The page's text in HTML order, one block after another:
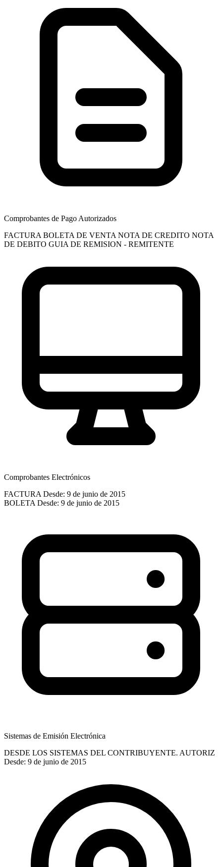
Comprobantes de Pago Autorizados
FACTURA BOLETA DE VENTA NOTA DE CREDITO NOTA
DE DEBITO GUIA DE REMISION - REMITENTE
Comprobantes Electrónicos
FACTURA Desde: 9 de junio de 2015
BOLETA Desde: 9 de junio de 2015
Sistemas de Emisión Electrónica
DESDE LOS SISTEMAS DEL CONTRIBUYENTE. AUTORIZ
Desde: 9 de junio de 2015